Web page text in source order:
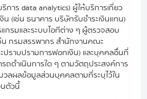
การ data analytics) ผู้ให้บริการเกี่ยว
น (เช่น ธนาคาร บริษัทรับชำระเงินแทน)
กรมและระบบไอทีต่าง ๆ ผู้ตรวจสอบ
น กรมสรรพากร สำนักงานคณะ
ปราบปรามการฟอกเงิน) และบุคคลอื่นที่
รถดำเนินการใด ๆ ตามวัตถุประสงค์การ
วลผลข้อมูลส่วนบุคคลตามที่ระบุไว้ใน
นตัวนี้